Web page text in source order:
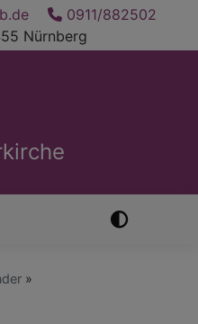
0911/882502
Nürnberg